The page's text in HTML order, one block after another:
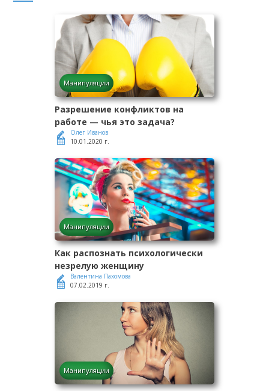
Манипуляции
Разрешение конфликтов на
работе — чья это задача?
Олег Иванов
10.01.2020 г.
Манипуляции
Как распознать психологически
незрелую женщину
Валентина Пахомова
07.02.2019 г.
Манипуляции